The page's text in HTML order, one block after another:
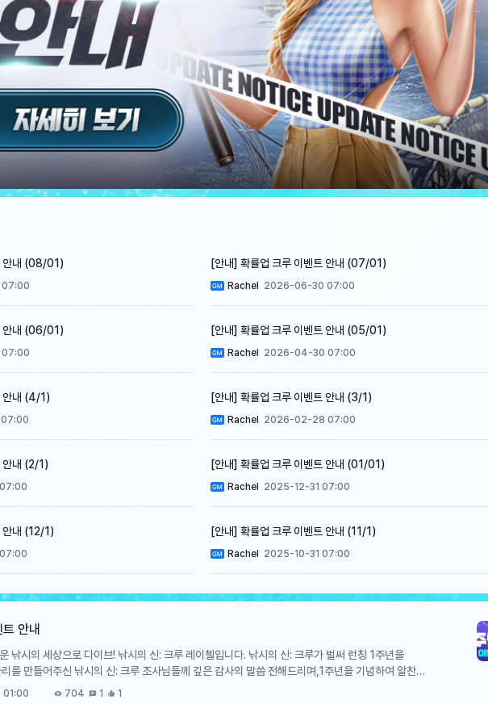
안내 (08/01) [안내] 확률업 크루 이벤트 안내 (07/01)
Rachel 2026-06-30 07:00
안내 (06/01) [안내] 확률업 크루 이벤트 안내 (05/01)
Rachel 2026-04-30 07:00
안내 (4/1) [안내] 확률업 크루 이벤트 안내 (3/1)
Rachel 2026-02-28 07:00
안내 (2/1) [안내] 확률업 크루 이벤트 안내 (01/01)
Rachel 2025-12-31 07:00
안내 (12/1) [안내] 확률업 크루 이벤트 안내 (11/1)
Rachel 2025-10-31 07:00
안내
낚시의 세상으로 다이브! 낚시의 신: 크루 레이첼입니다. 낚시의 신: 크루가 벌써 런칭 1주년을
를 만들어주신 낚시의 신: 크루 조사님들께 깊은 감사의 말씀 전해드리며,1주년을 기념하여 알찬
바로 만나보세요~! EVENT 1. 1주년 기념 주화 수집 이벤트 지역 낚시 콘텐츠에서 드롭되는 주화를
704 1 1